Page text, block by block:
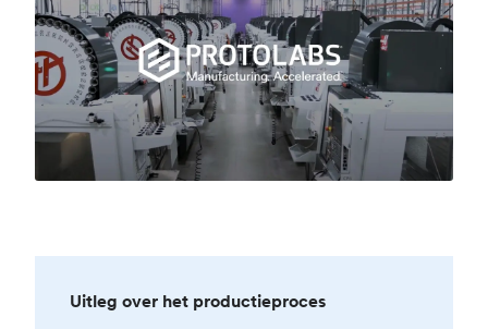
Uitleg over het productieproces